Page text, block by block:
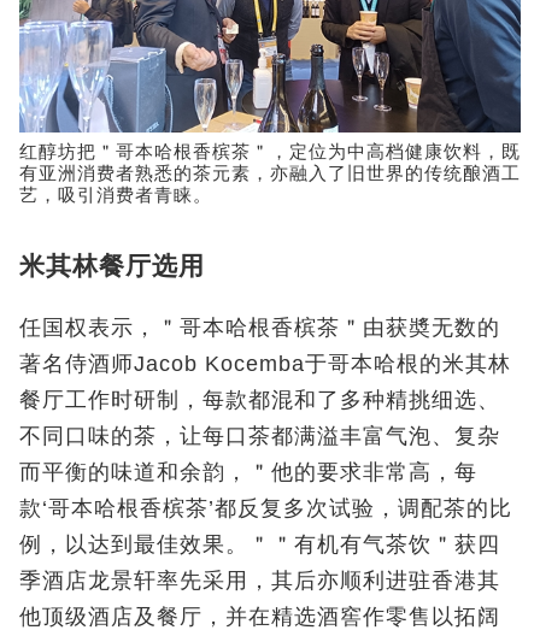
红醇坊把＂哥本哈根香槟茶＂，定位为中高档健康饮料，既
有亚洲消费者熟悉的茶元素，亦融入了旧世界的传统酿酒工
艺，吸引消费者青睐。
米其林餐厅选用
任国权表示，＂哥本哈根香槟茶＂由获奬无数的
著名侍酒师Jacob Kocemba于哥本哈根的米其林
餐厅工作时研制，每款都混和了多种精挑细选、
不同口味的茶，让每口茶都满溢丰富气泡、复杂
而平衡的味道和余韵，＂他的要求非常高，每
款‘哥本哈根香槟茶’都反复多次试验，调配茶的比
例，以达到最佳效果。＂＂有机有气茶饮＂获四
季酒店龙景轩率先采用，其后亦顺利进驻香港其
他顶级酒店及餐厅，并在精选酒窖作零售以拓阔